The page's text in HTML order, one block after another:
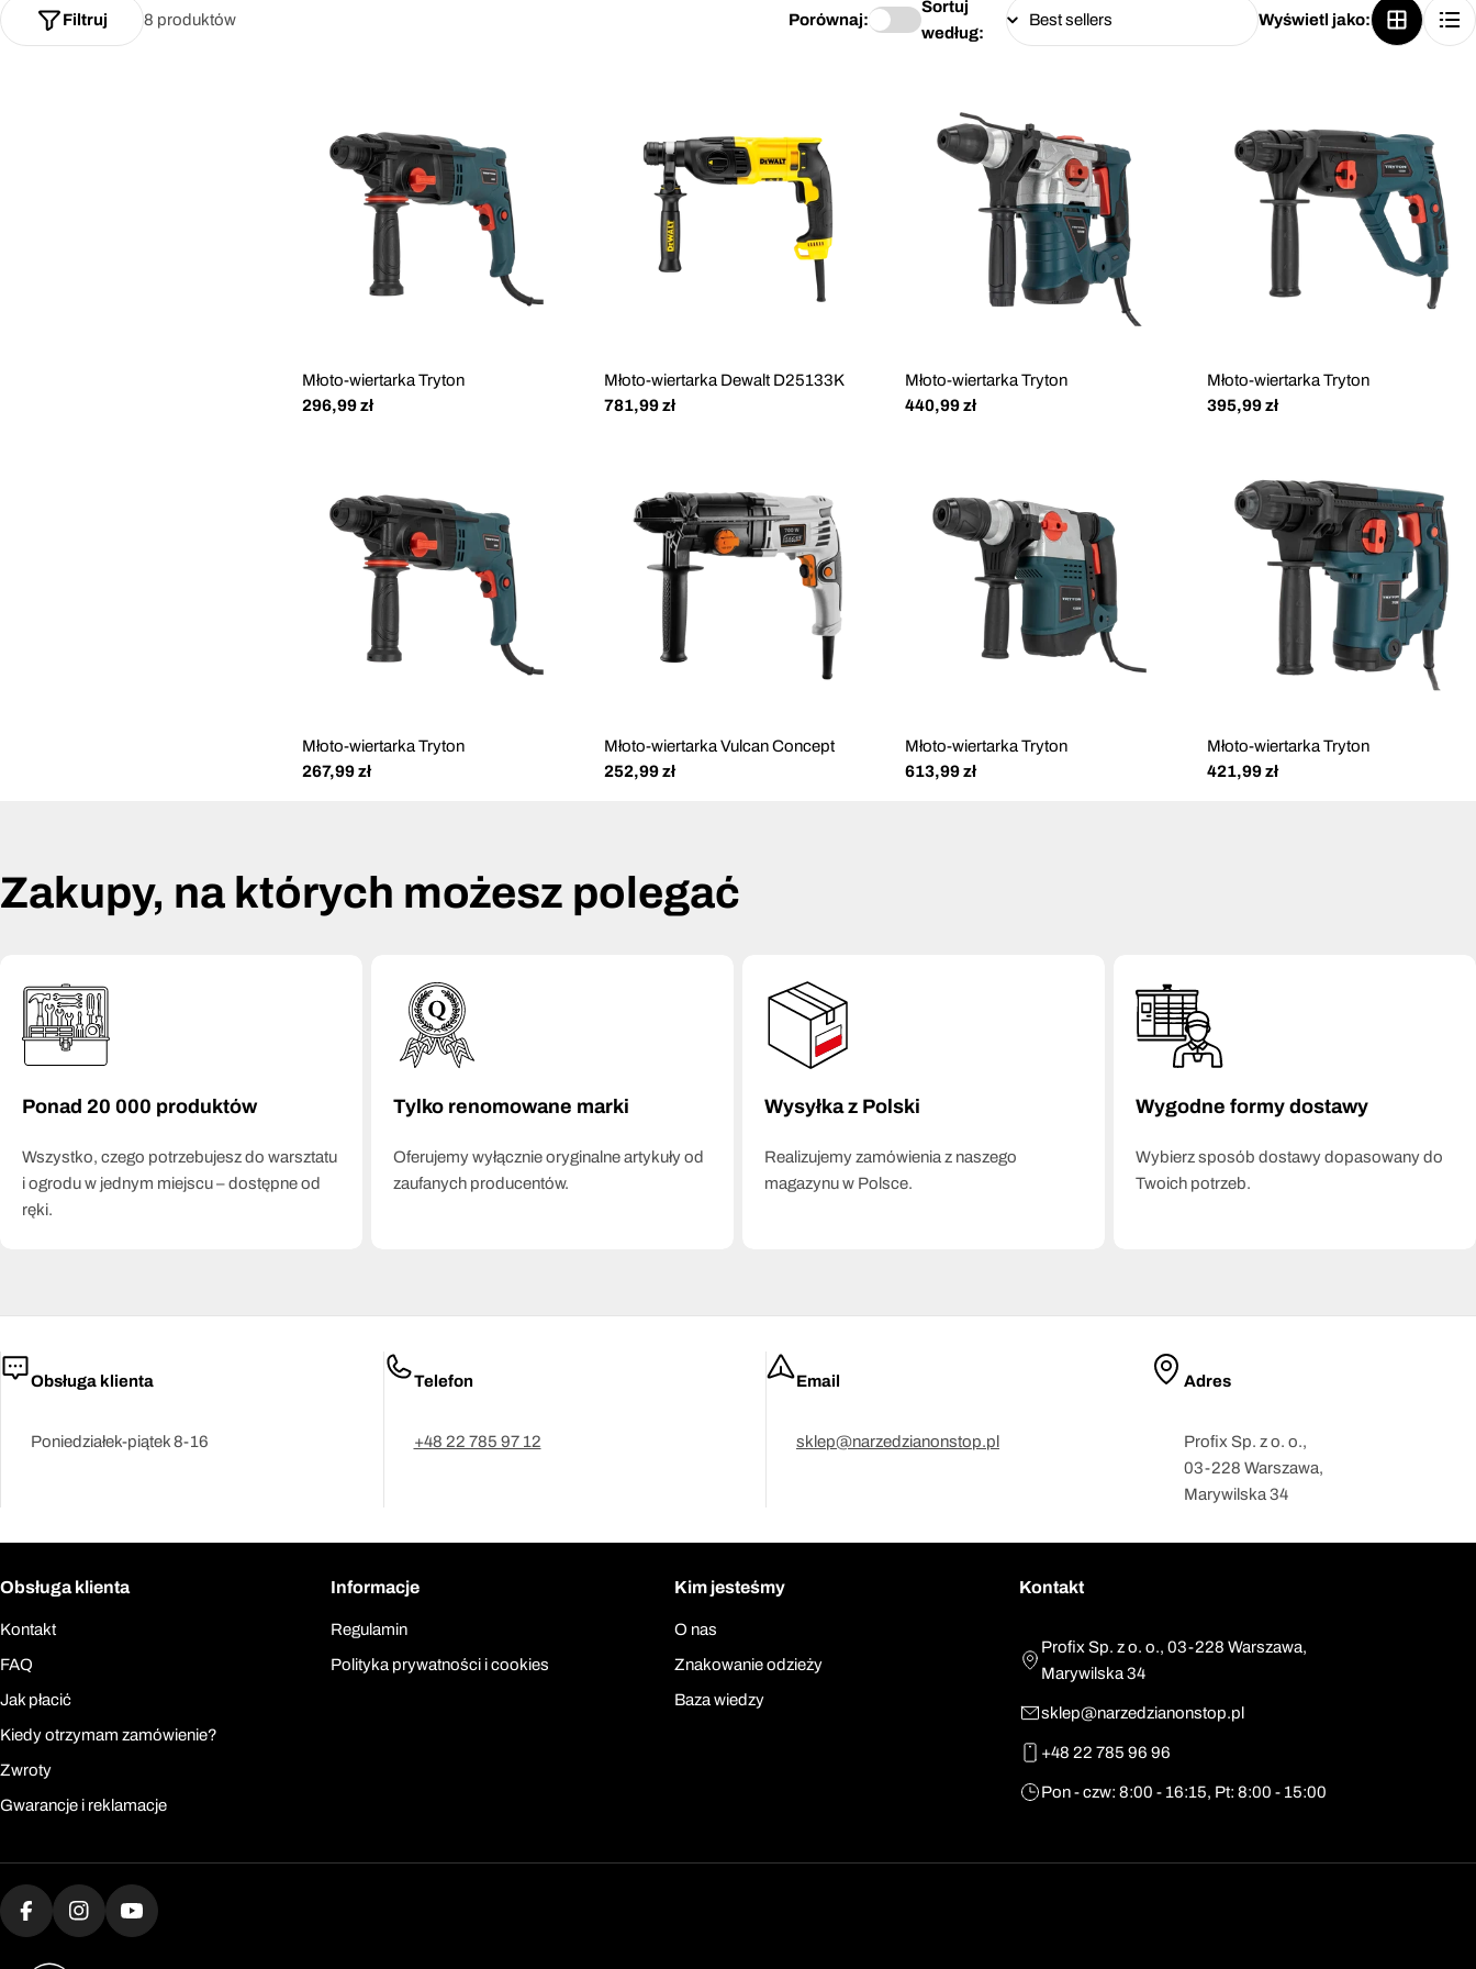
8 produktów
Filtruj Porównaj:
Sortuj
według:
Wyświetl jako:
Młoto-wiertarka Tryton
Cena
296,99 zł
Młoto-wiertarka Dewalt D25133K
Cena
781,99 zł
Młoto-wiertarka Tryton
Cena
440,99 zł
Młoto-wiertarka Tryton
Cena
395,99 zł
Młoto-wiertarka Tryton
Cena
267,99 zł
Młoto-wiertarka Vulcan Concept
Cena
252,99 zł
Młoto-wiertarka Tryton
Cena
613,99 zł
Młoto-wiertarka Tryton
Cena
421,99 zł
Zakupy, na których możesz polegać
Ponad 20 000 produktów
Wszystko, czego potrzebujesz do warsztatu
i ogrodu w jednym miejscu – dostępne od
ręki.
Tylko renomowane marki
Oferujemy wyłącznie oryginalne artykuły od
zaufanych producentów.
Wysyłka z Polski
Realizujemy zamówienia z naszego
magazynu w Polsce.
Wygodne formy dostawy
Wybierz sposób dostawy dopasowany do
Twoich potrzeb.
Obsługa klienta
Poniedziałek-piątek 8-16
Telefon
+48 22 785 97 12
Email
sklep@narzedzianonstop.pl
Adres
Profix Sp. z o. o.,
03-228 Warszawa,
Marywilska 34
Obsługa klienta
Kontakt
FAQ
Jak płacić
Kiedy otrzymam zamówienie?
Zwroty
Gwarancje i reklamacje
Informacje
Regulamin
Polityka prywatności i cookies
Kim jesteśmy
O nas
Znakowanie odzieży
Baza wiedzy
Kontakt
Profix Sp. z o. o., 03-228 Warszawa,
Marywilska 34
sklep@narzedzianonstop.pl
+48 22 785 96 96
Pon - czw: 8:00 - 16:15, Pt: 8:00 - 15:00
FacebookInstagramYouTube